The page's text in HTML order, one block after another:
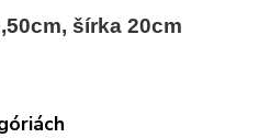
šírka 20cm